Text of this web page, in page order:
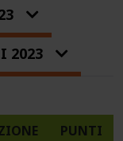
2023
PUNTI